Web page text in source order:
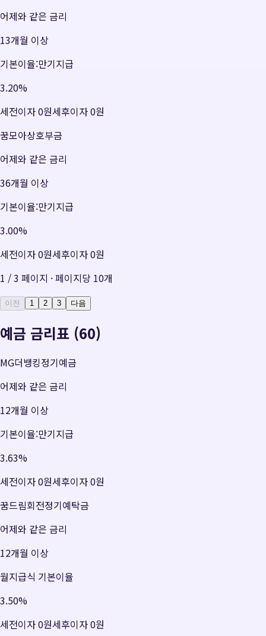
어제와 같은 금리
13개월 이상
기본이율:만기지급
3.20%
세전이자0원세후이자0원
꿈모아상호부금
어제와 같은 금리
36개월 이상
기본이율:만기지급
3.00%
세전이자0원세후이자0원
1 /3 페이지 · 페이지당 10개
이전 1 2 3 다음
예금 금리표 (60)
MG더뱅킹정기예금
어제와 같은 금리
12개월 이상
기본이율:만기지급
3.63%
세전이자0원세후이자0원
꿈드림회전정기예탁금
어제와 같은 금리
12개월 이상
월지급식 기본이율
3.50%
세전이자0원세후이자0원